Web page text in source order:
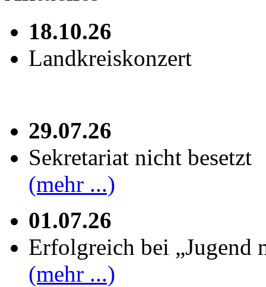
18.10.26
Landkreiskonzert
29.07.26
Sekretariat nicht besetzt
(mehr ...)
01.07.26
Erfolgreich bei „Jugend
(mehr ...)